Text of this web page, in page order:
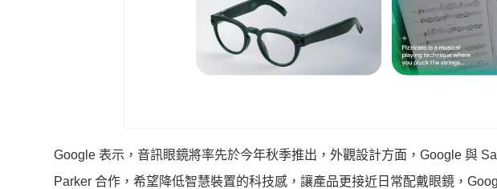
Google 表示，音訊眼鏡將率先於今年秋季推出，外觀設計方面，Google 與
Parker 合作，希望降低智慧裝置的科技感，讓產品更接近日常配戴眼鏡，